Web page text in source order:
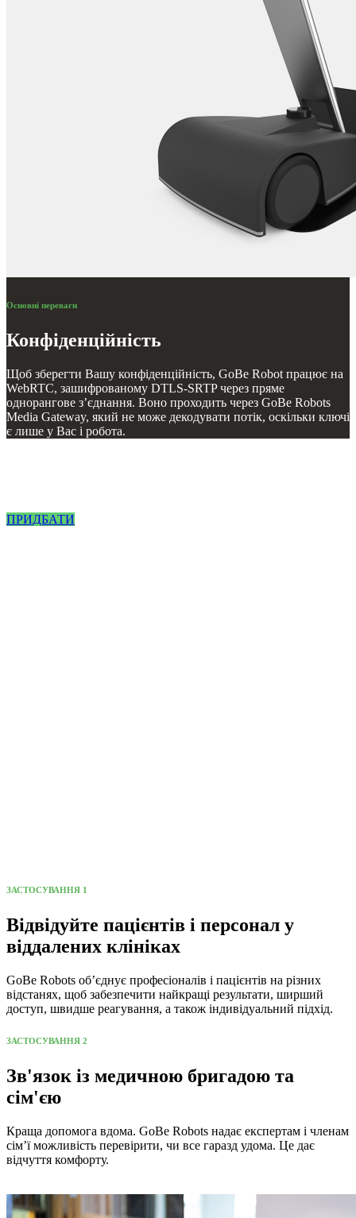
Основні переваги
Конфіденційність
Щоб зберегти Вашу конфіденційність, GoBe Robot працює на
WebRTC, зашифрованому DTLS-SRTP через пряме
однорангове з’єднання. Воно проходить через GoBe Robots
Media Gateway, який не може декодувати потік, оскільки ключі
є лише у Вас і робота.
ПРИДБАТИ
ЗАСТОСУВАННЯ 1
Відвідуйте пацієнтів і персонал у
віддалених клініках
GoBe Robots об’єднує професіоналів і пацієнтів на різних
відстанях, щоб забезпечити найкращі результати, ширший
доступ, швидше реагування, а також індивідуальний підхід.
ЗАСТОСУВАННЯ 2
Зв'язок із медичною бригадою та
сім'єю
Краща допомога вдома. GoBe Robots надає експертам і членам
сім’ї можливість перевірити, чи все гаразд удома. Це дає
відчуття комфорту.